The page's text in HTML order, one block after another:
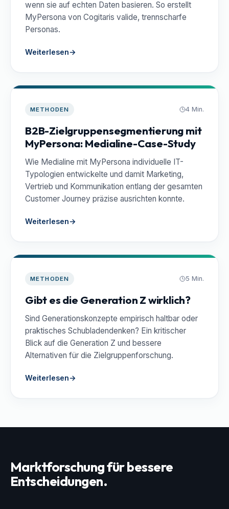
wenn sie auf echten Daten basieren. So erstellt
MyPersona von Cogitaris valide, trennscharfe
Personas.
Weiterlesen→
METHODEN 4 Min.
B2B-Zielgruppensegmentierung mit
MyPersona: Medialine-Case-Study
Wie Medialine mit MyPersona individuelle IT-
Typologien entwickelte und damit Marketing,
Vertrieb und Kommunikation entlang der gesamten
Customer Journey präzise ausrichten konnte.
Weiterlesen→
METHODEN 5 Min.
Gibt es die Generation Z wirklich?
Sind Generationskonzepte empirisch haltbar oder
praktisches Schubladendenken? Ein kritischer
Blick auf die Generation Z und bessere
Alternativen für die Zielgruppenforschung.
Weiterlesen→
Marktforschung für bessere
Entscheidungen.